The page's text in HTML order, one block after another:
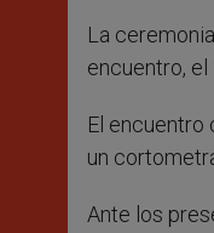
La
encuentro, el
El encuentro
un
Ante los